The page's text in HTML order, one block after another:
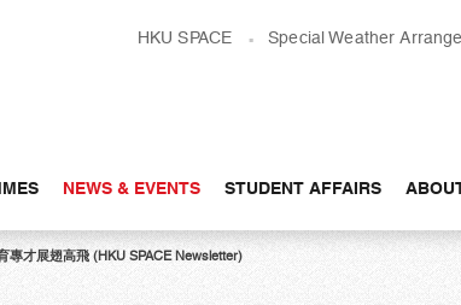
HKU SPACE Special Weather
NEWS & EVENTS STUDENT AFFAIRS
專才展翅高飛 (HKU SPACE Newsletter)